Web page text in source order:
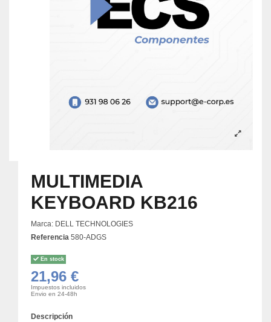
MULTIMEDIA
KEYBOARD KB216
Marca: DELL TECHNOLOGIES
Referencia 580-ADGS
En stock
21,96 €
Impuestos incluidos
Envio en 24-48h
Descripción